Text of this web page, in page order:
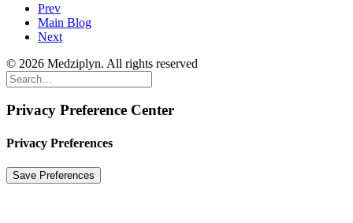
Prev
Main Blog
Next
© 2026 Medziplyn. All rights reserved
Privacy Preference Center
Privacy Preferences